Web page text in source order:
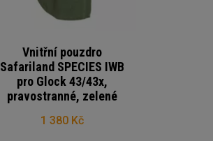
Vnitřní pouzdro
Safariland SPECIES IWB
pro Glock 43/43x,
pravostranné, zelené
1 380 Kč